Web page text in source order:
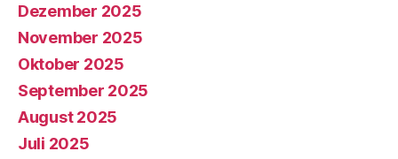
Dezember 2025
November 2025
Oktober 2025
September 2025
August 2025
Juli 2025